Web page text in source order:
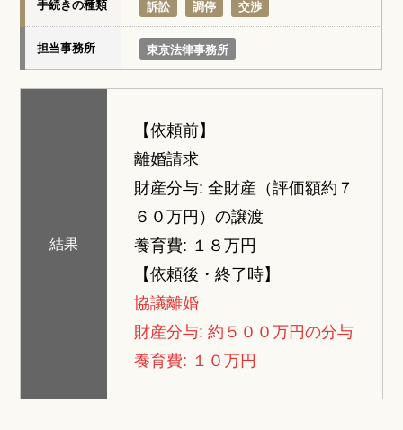
手続きの種類 訴訟 調停 交渉
担当事務所 東京法律事務所
結果
【依頼前】
離婚請求
財産分与: 全財産（評価額約７
６０万円）の譲渡
養育費: １８万円
【依頼後・終了時】
協議離婚
財産分与: 約５００万円の分与
養育費: １０万円